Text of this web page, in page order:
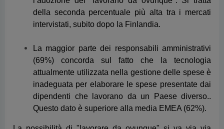
dipendenti che lavorano da un Paese diverso..
Questo dato è superiore alla media EMEA (62%).
La possibilità di "lavorare da ovunque" si va via via
connotando come un benefit sempre più importante in
tutta Europa, nel terzo gradino del podio, subito dopo
l’assicurazione sanitaria e i vari premi aziendali, benefit
sempre più diffusi e collaudati.
Tuttavia, la spinta dei dipendenti verso la flessibilità e la
soddisfazione sul lavoro sembra superare la loro